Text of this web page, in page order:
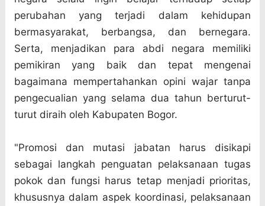
perubahan yang terjadi dalam kehidupan
bermasyarakat, berbangsa, dan bernegara.
Serta, menjadikan para abdi negara memiliki
pemikiran yang baik dan tepat mengenai
bagaimana mempertahankan opini wajar tanpa
pengecualian yang selama dua tahun berturut-
turut diraih oleh Kabupaten Bogor.
"Promosi dan mutasi jabatan harus disikapi
sebagai langkah penguatan pelaksanaan tugas
pokok dan fungsi harus tetap menjadi prioritas,
khususnya dalam aspek koordinasi, pelaksanaan